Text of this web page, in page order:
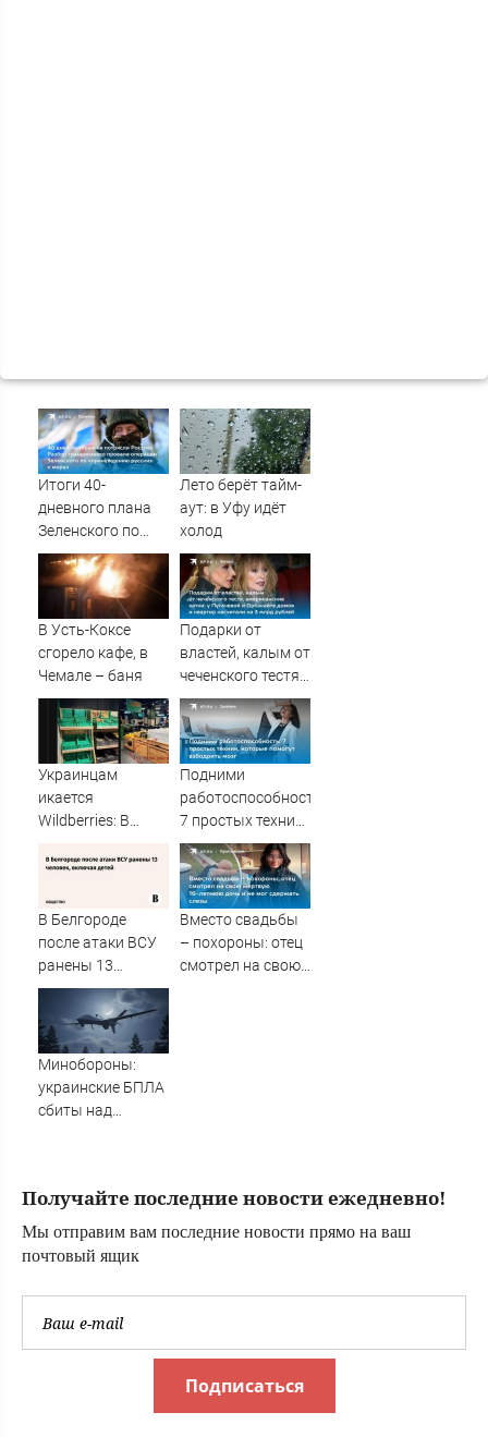
Итоги 40-
дневного плана
Зеленского по
принуждению к
миру: как
ответила Россия,
полный разбор
операции
военкора Коца
Лето берёт тайм-
аут: в Уфу идёт
холод
В Усть-Коксе
сгорело кафе, в
Чемале – баня
Подарки от
властей, калым от
чеченского тестя,
американские
хатки: у
Пугачевой и
Орбакайте домов
и квартир
насчитали на 3
Украинцам
икается
Wildberries: В
начали пустеть
NEWS
Подними
работоспособность:
7 простых техник,
которые помогут
взбодрить мозг
В Белгороде
после атаки ВСУ
ранены 13
человек, включая
детей
Вместо свадьбы
– похороны: отец
смотрел на свою
Минобороны:
украинские БПЛА
сбиты над
Получайте последние новости ежедневно!
Мы отправим вам последние новости прямо на ваш
почтовый ящик
Подписаться